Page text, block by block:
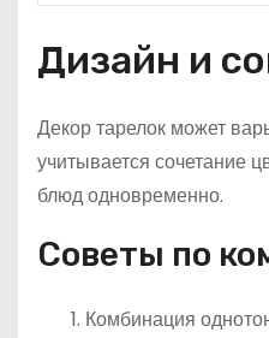
Дизайн и
Декор тарелок может
учитывается сочетание
блюд одновременно.
Советы по
Комбинация